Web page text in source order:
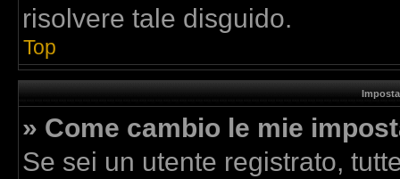
risolvere tale disguido.
Top
» Come cambio le mie
Se sei un utente registrato,